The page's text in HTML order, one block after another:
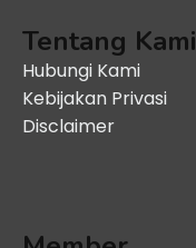
Tentang Kami
Hubungi Kami
Kebijakan Privasi
Disclaimer